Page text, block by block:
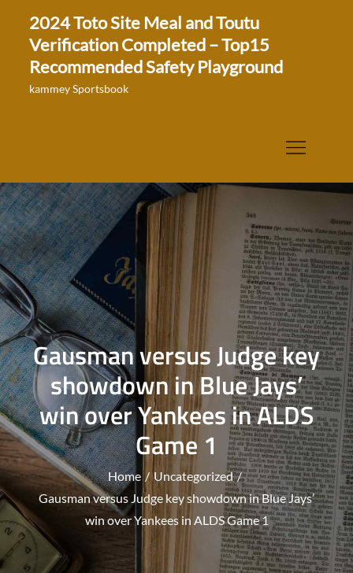
content
2024 Toto Site Meal and Toutu
Verification Completed – Top15
Recommended Safety Playground
kammey Sportsbook
Gausman versus Judge key
showdown in Blue Jays’
win over Yankees in ALDS
Game 1
Home
Uncategorized
Gausman versus Judge key showdown in Blue Jays’
win over Yankees in ALDS Game 1